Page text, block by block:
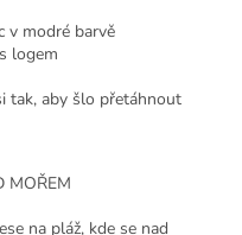
v modré barvě
logem
tak, aby šlo přetáhnout
MOŘEM
na pláž, kde se nad